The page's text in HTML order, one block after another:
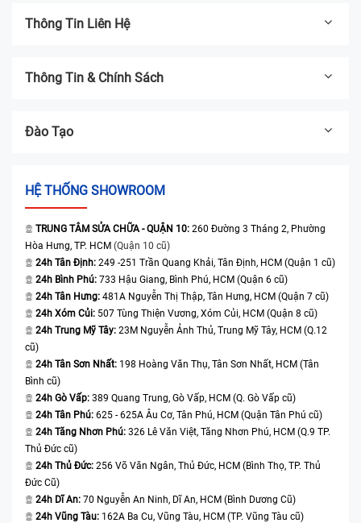
Thông Tin Liên Hệ
Thông Tin & Chính Sách
Đào Tạo
HỆ THỐNG SHOWROOM
TRUNG TÂM SỬA CHỮA - QUẬN 10: 260 Đường 3 Tháng 2, Phường
Hòa Hưng, TP. HCM (Quận 10 cũ)
24h Tân Định: 249 -251 Trần Quang Khải, Tân Định, HCM (Quận 1 cũ)
24h Bình Phú: 733 Hậu Giang, Bình Phú, HCM (Quận 6 cũ)
24h Tân Hưng: 481A Nguyễn Thị Thập, Tân Hưng, HCM (Quận 7 cũ)
24h Xóm Củi: 507 Tùng Thiện Vương, Xóm Củi, HCM (Quận 8 cũ)
24h Trung Mỹ Tây: 23M Nguyễn Ảnh Thủ, Trung Mỹ Tây, HCM (Q.12
cũ)
24h Tân Sơn Nhất: 198 Hoàng Văn Thụ, Tân Sơn Nhất, HCM (Tân
Bình cũ)
24h Gò Vấp: 389 Quang Trung, Gò Vấp, HCM (Q. Gò Vấp cũ)
24h Tân Phú: 625 - 625A Âu Cơ, Tân Phú, HCM (Quận Tân Phú cũ)
24h Tăng Nhơn Phú: 326 Lê Văn Việt, Tăng Nhơn Phú, HCM (Q.9 TP.
Thủ Đức cũ)
24h Thủ Đức: 256 Võ Văn Ngân, Thủ Đức, HCM (Bình Thọ, TP. Thủ
Đức Cũ)
24h Dĩ An: 70 Nguyễn An Ninh, Dĩ An, HCM (Bình Dương Cũ)
24h Vũng Tàu: 162A Ba Cu, Vũng Tàu, HCM (TP. Vũng Tàu cũ)